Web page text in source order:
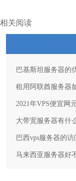
相关阅读
巴基斯坦服务器的
租用阿联酋服务器
2021年VPS便宜网
巴西vps服务器的
马来西亚服务器好